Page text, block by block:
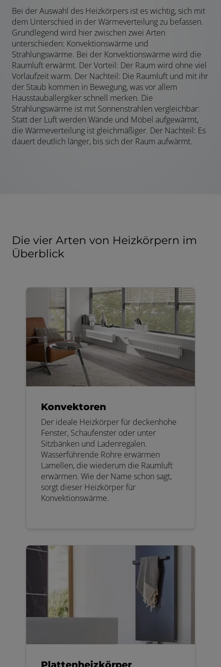
Bei der Auswahl des Heizkörpers ist es wichtig, sich mit
dem Unterschied in der Wärmeverteilung zu befassen.
Grundlegend wird hier zwischen zwei Arten
unterschieden: Konvektionswärme und
Strahlungswärme. Bei der Konvektionswärme wird die
Raumluft erwärmt. Der Vorteil: Der Raum wird ohne viel
Vorlaufzeit warm. Der Nachteil: Die Raumluft und mit ihr
der Staub kommen in Bewegung, was vor allem
Hausstauballergiker schnell merken. Die
Strahlungswärme ist mit Sonnenstrahlen vergleichbar:
Statt der Luft werden Wände und Möbel aufgewärmt,
die Wärmeverteilung ist gleichmäßiger. Der Nachteil: Es
dauert deutlich länger, bis sich der Raum aufwärmt.
Die vier Arten von Heizkörpern im
Überblick
Konvektoren
Der ideale Heizkörper für deckenhohe
Fenster, Schaufenster oder unter
Sitzbänken und Ladenregalen.
Wasserführende Rohre erwärmen
Lamellen, die wiederum die Raumluft
erwärmen. Wie der Name schon sagt,
sorgt dieser Heizkörper für
Konvektionswärme.
Plattenheizkörper